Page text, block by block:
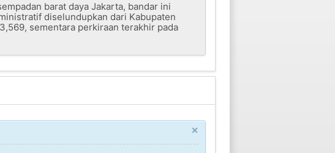
barat daya Jakarta, bandar ini
diselundupkan dari Kabupaten
sementara perkiraan terakhir pada
×